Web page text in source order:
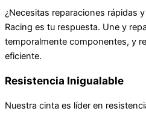
¿Necesitas reparaciones rápidas
Racing es tu respuesta. Une y
temporalmente componentes, y
eficiente.
Resistencia Inigualable
Nuestra cinta es líder en